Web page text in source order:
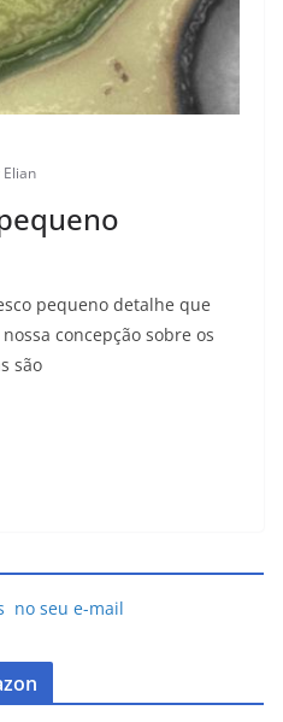
pequeno detalhe que
concepção sobre os
são
no seu e-mail